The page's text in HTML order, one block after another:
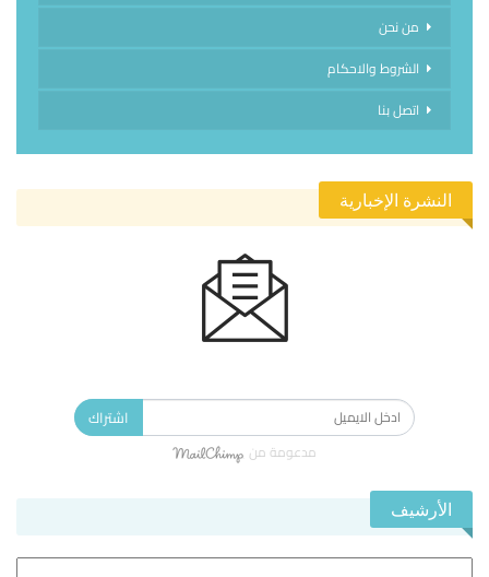
من نحن
الشروط والاحكام
اتصل بنا
النشرة الإخبارية
اشتراك
مدعومة من
الأرشيف